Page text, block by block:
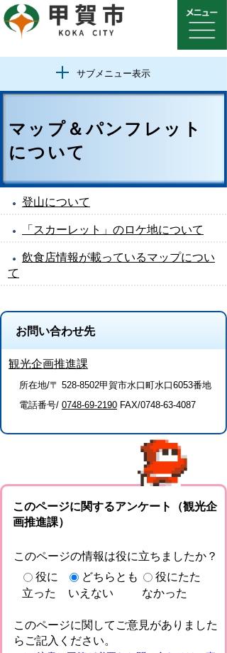
サブメニュー表示
マップ＆パンフレット
について
登山について
「スカーレット」のロケ地について
飲食店情報が載っているマップについ
て
お問い合わせ先
観光企画推進課
所在地/〒 528-8502甲賀市水口町水口6053番地
電話番号/ 0748-69-2190 FAX/0748-63-4087
このページに関するアンケート（観光企
画推進課）
このページの情報は役に立ちましたか？
役に
立った
どちらとも
いえない
役にたた
なかった
このページに関してご意見がありました
らご記入ください。